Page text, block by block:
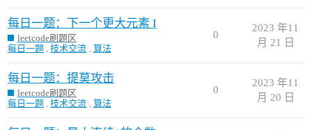
每日一题：下一个更大元素 I
leetcode刷题区
每日一题 ,技术交流 , 算法
0
2023 年11
月 21 日
每日一题：提莫攻击
leetcode刷题区
每日一题 ,技术交流 , 算法
0
2023 年11
月 20 日